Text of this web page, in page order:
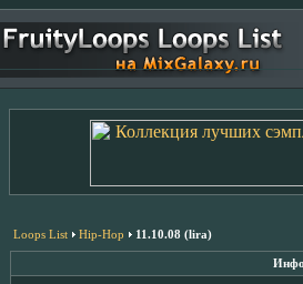
Loops List Hip-Hop 11.10.08 (lira)